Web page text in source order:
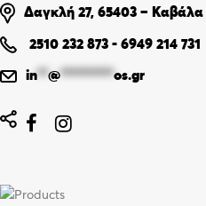
Δαγκλή 27, 65403 – Καβάλα
2510 232 873 - 6949 214 731
in**@**********os.gr
 